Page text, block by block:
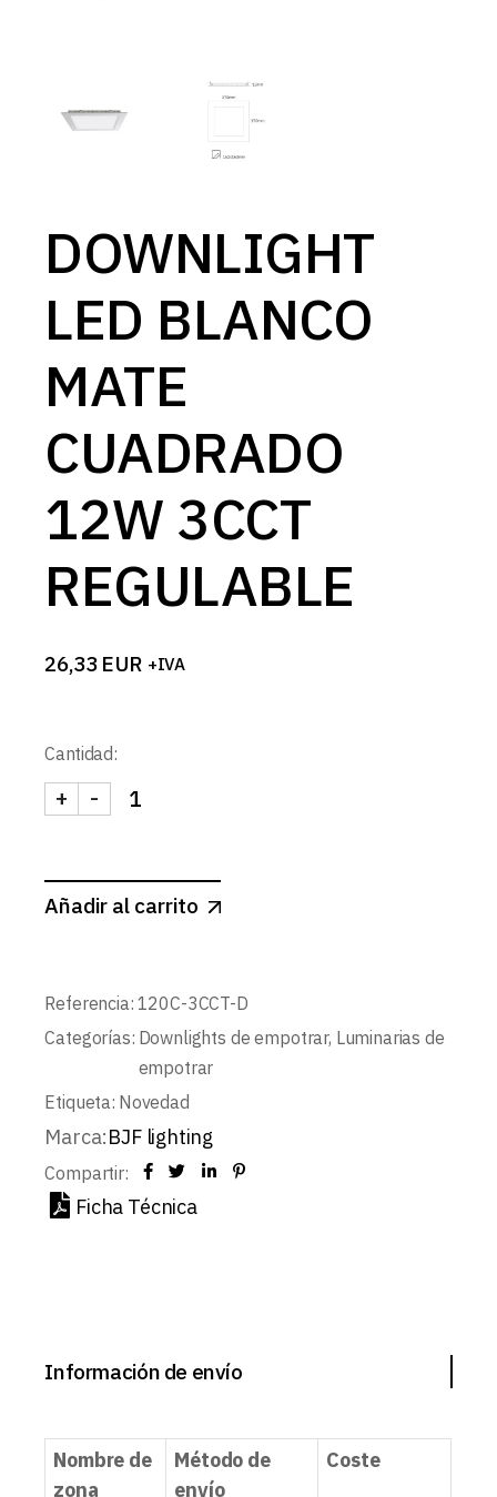
DOWNLIGHT
LED BLANCO
MATE
CUADRADO
12W 3CCT
REGULABLE
26,33 EUR +IVA
Cantidad:
DOWNLIGHT LED BLANCO MATE CUADRADO
-
+
Añadir al carrito
Referencia: 120C-3CCT-D
Categorías: Downlights de empotrar, Luminarias de
empotrar
Etiqueta: Novedad
Marca:BJF lighting
Compartir:
Ficha Técnica
Información de envío
Nombre de
zona
Método de
envío
Coste